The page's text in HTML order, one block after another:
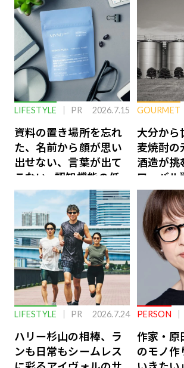
LIFESTYLE PR 2026.7.15
資料の置き場所を忘れ
た、名前から顔が思い
出せない、言葉が出て
こない…認知機能の低
下を救う、脳のインナ
ーケアとは
GOURMET
大分から
麦焼酎の
酒造が挑
ローバル
LIFESTYLE PR 2026.7.24
ハリー杉山の相棒、ラ
ンも日常もシームレス
PERSON
作家・原
のモノ作